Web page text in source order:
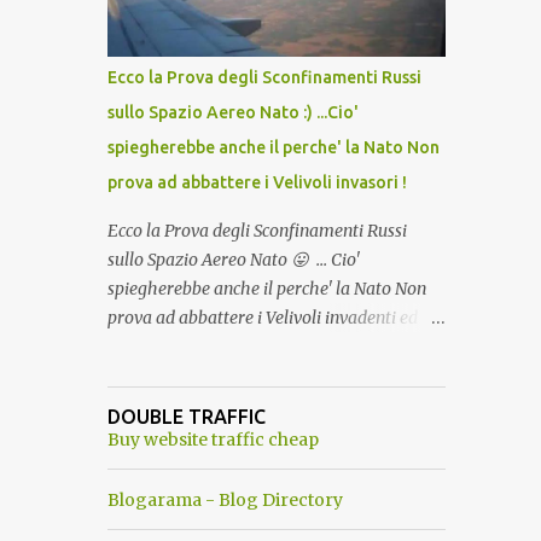
del Capo, era "spettacolare Ghiacciato, ma
andava bene anche, a Temperatura
Ambiente"! Riproponiamo l'articolo per NON
Ecco la Prova degli Sconfinamenti Russi
sullo Spazio Aereo Nato :) ...Cio'
spiegherebbe anche il perche' la Nato Non
prova ad abbattere i Velivoli invasori !
Ecco la Prova degli Sconfinamenti Russi
sullo Spazio Aereo Nato 😛 ... Cio'
spiegherebbe anche il perche' la Nato Non
prova ad abbattere i Velivoli invadenti ed
alcuna notizia di un'invasione dello spazio
aereo NATO da parte di un robot chiamato
ancora una fantasia Nato o forse una "False
DOUBLE TRAFFIC
Buy website traffic cheap
Blogarama - Blog Directory